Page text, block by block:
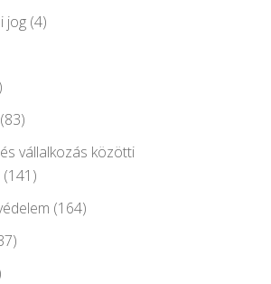
jog (4)
(83)
vállalkozás közötti
(141)
(164)